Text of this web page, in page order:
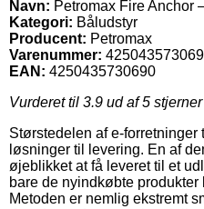
Navn: Petromax Fire Anchor
Kategori: Båludstyr
Producent: Petromax
Varenummer:
EAN: 4250435730690
Vurderet til 3.9 ud af 5
Størstedelen af e-
løsninger til levering. En af
øjeblikket at få leveret til et
bare de nyindkøbte
Metoden er nemlig ekstremt